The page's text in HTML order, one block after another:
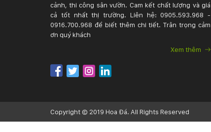
cảnh, thi công sân vườn. Cam kết chất lượng và giá
cả tốt nhất thị trường. Liên hệ: 0905.593.968 -
0916.700.968 để biết thêm chi tiết. Trân trọng cảm
ơn quý khách
Xem thêm
Copyright © 2019 Hoa Đá. All Rights Reserved